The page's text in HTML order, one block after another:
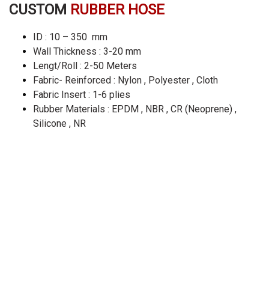
CUSTOM RUBBER HOSE
ID : 10 – 350 mm
Wall Thickness : 3-20 mm
Lengt/Roll : 2-50 Meters
Fabric- Reinforced : Nylon , Polyester , Cloth
Fabric Insert : 1-6 plies
Rubber Materials : EPDM , NBR , CR (Neoprene) ,
Silicone , NR